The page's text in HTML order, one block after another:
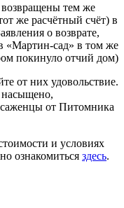
возвращены тем же
же расчётный счёт) в
о возврате,
«Мартин-сад» в том же
покинуло отчий дом)
от них удовольствие.
насыщено,
саженцы от Питомника
и условиях
ознакомиться здесь.